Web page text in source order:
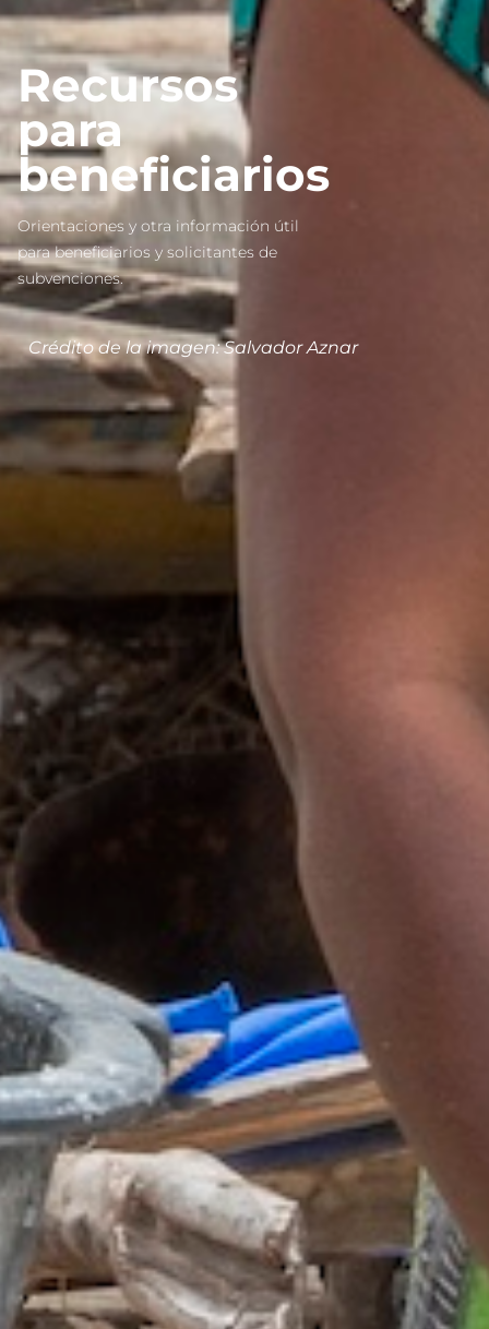
Recursos
para
beneficiarios
Orientaciones y otra información útil
para beneficiarios y solicitantes de
subvenciones.
Crédito de la imagen: Salvador Aznar